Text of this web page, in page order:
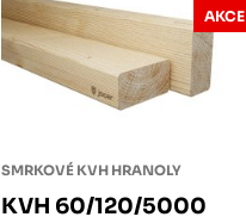
SMRKOVÉ KVH HRANOLY
KVH 60/120/5000
AKCE